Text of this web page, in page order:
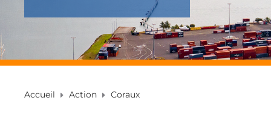
Accueil Action Coraux